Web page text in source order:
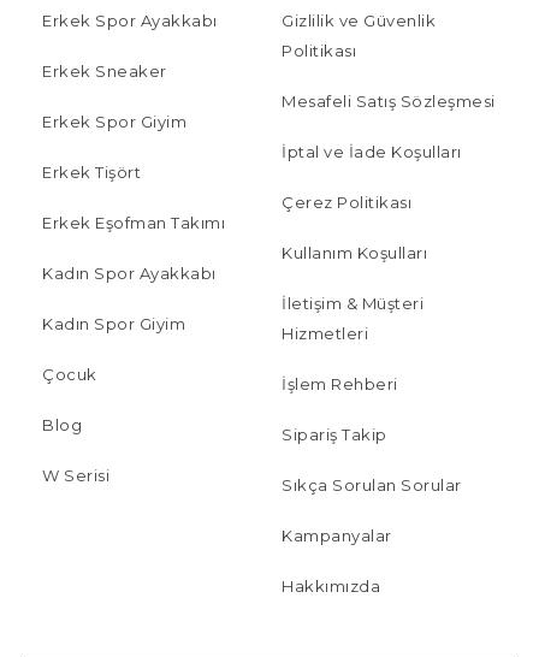
Erkek Spor Ayakkabı
Erkek Sneaker
Erkek Spor Giyim
Erkek Tişört
Erkek Eşofman Takımı
Kadın Spor Ayakkabı
Kadın Spor Giyim
Çocuk
Blog
W Serisi
Gizlilik ve Güvenlik
Politikası
Mesafeli Satış Sözleşmesi
İptal ve İade Koşulları
Çerez Politikası
Kullanım Koşulları
İletişim & Müşteri
Hizmetleri
İşlem Rehberi
Sipariş Takip
Sıkça Sorulan Sorular
Kampanyalar
Hakkımızda